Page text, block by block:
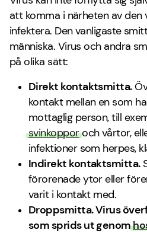
att komma i närheten av den
infektera. Den vanligaste
människa. Virus och andra
på olika sätt:
Direkt kontaktsmitta.
kontakt mellan en som
mottaglig person, till
svinkopporoch vårtor,
infektioner som herpes,
Indirekt kontaktsmitta.
förorenade ytor eller
varit i kontakt med.
Droppsmitta.Virus
som sprids ut genom